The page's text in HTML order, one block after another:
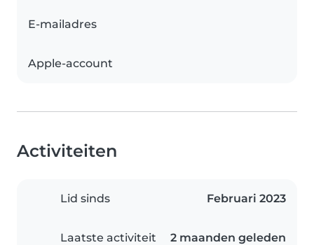
E-mailadres
Apple-account
Activiteiten
Lid sinds Februari 2023
Laatste activiteit 2 maanden geleden